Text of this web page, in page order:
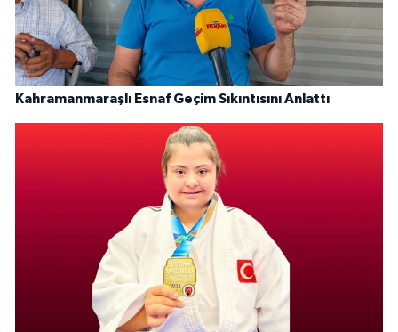
Kahramanmaraşlı Esnaf Geçim Sıkıntısını Anlattı